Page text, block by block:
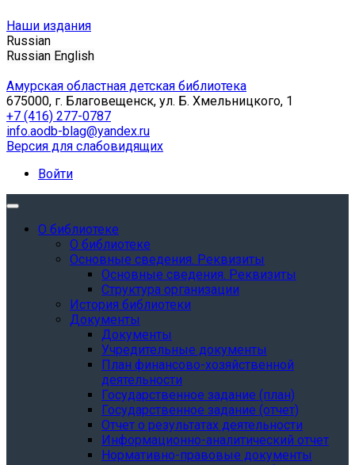
Наши издания
Russian
Russian English
Амурская областная детская библиотека
675000, г. Благовещенск, ул. Б. Хмельницкого, 1
+7 (416) 277-0787
info.aodb-blag@yandex.ru
Версия для слабовидящих
Войти
О библиотеке
О библиотеке
Основные сведения. Реквизиты
Основные сведения. Реквизиты
Структура организации
История библиотеки
Документы
Документы
Учредительные документы
План финансово-хозяйственной
деятельности
Государственное задание (план)
Государственное задание (отчет)
Отчет о результатах деятельности
Информационно-аналитический отчет
Нормативно-правовые документы